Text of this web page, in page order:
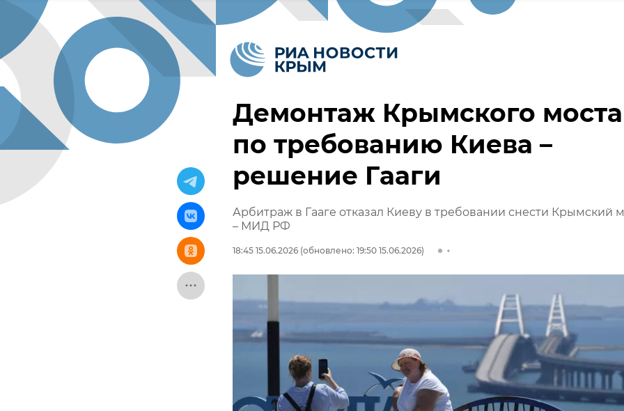
Демонтаж Крымского моста
по требованию Киева –
решение Гааги
Арбитраж в Гааге отказал Киеву в требовании снести Крымский
– МИД РФ
18:45 15.06.2026 (обновлено: 19:50 15.06.2026)